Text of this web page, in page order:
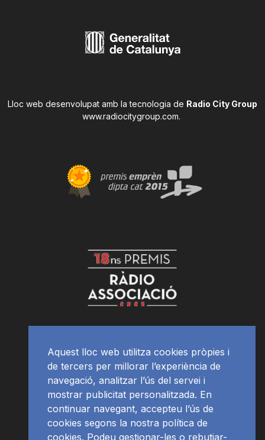
Lloc web desenvolupat amb la tecnologia de Radio City Group
www.radiocitygroup.com.
Aquest lloc web utilitza cookies pròpies i
de tercers per millorar l’experiència de
navegació, analitzar l’ús del servei i
mostrar publicitat personalitzada. En
continuar navegant, accepteu l’ús de
cookies segons la nostra política de
cookies. Podeu gestionar-les o rebutjar-